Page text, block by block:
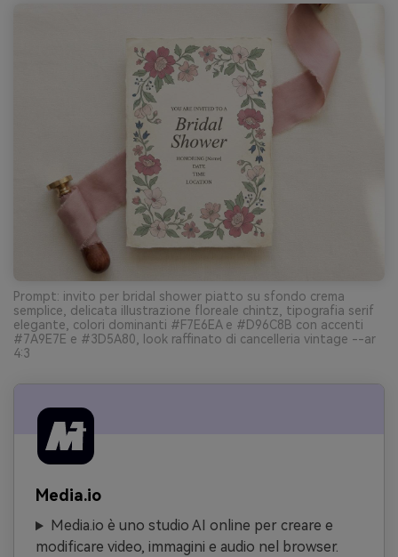
Prompt: invito per bridal shower piatto su sfondo crema
semplice, delicata illustrazione floreale chintz, tipografia serif
elegante, colori dominanti #F7E6EA e #D96C8B con accenti
#7A9E7E e #3D5A80, look raffinato di cancelleria vintage --ar
4:3
Media.io
Media.io è uno studio AI online per creare e
modificare video, immagini e audio nel browser.